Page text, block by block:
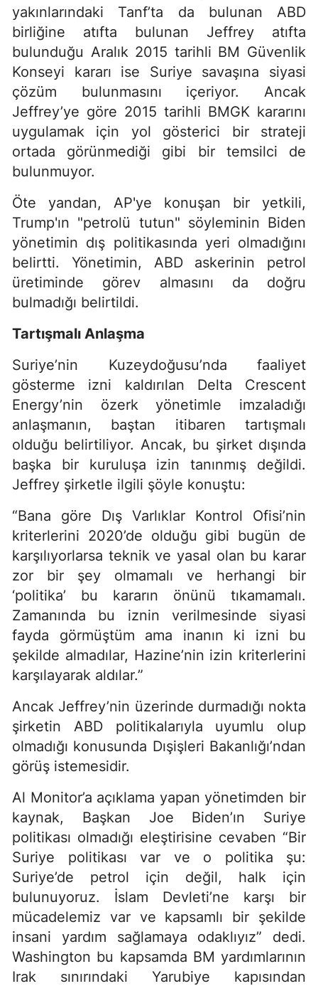
yakınlarındaki Tanf’ta da bulunan ABD
birliğine atıfta bulunan Jeffrey atıfta
bulunduğu Aralık 2015 tarihli BM Güvenlik
Konseyi kararı ise Suriye savaşına siyasi
çözüm bulunmasını içeriyor. Ancak
Jeffrey’ye göre 2015 tarihli BMGK kararını
uygulamak için yol gösterici bir strateji
ortada görünmediği gibi bir temsilci de
bulunmuyor.
Öte yandan, AP'ye konuşan bir yetkili,
Trump'ın "petrolü tutun" söyleminin Biden
yönetimin dış politikasında yeri olmadığını
belirtti. Yönetimin, ABD askerinin petrol
üretiminde görev almasını da doğru
bulmadığı belirtildi.
Tartışmalı Anlaşma
Suriye’nin Kuzeydoğusu’nda faaliyet
gösterme izni kaldırılan Delta Crescent
Energy’nin özerk yönetimle imzaladığı
anlaşmanın, baştan itibaren tartışmalı
olduğu belirtiliyor. Ancak, bu şirket dışında
başka bir kuruluşa izin tanınmış değildi.
Jeffrey şirketle ilgili şöyle konuştu:
“Bana göre Dış Varlıklar Kontrol Ofisi’nin
kriterlerini 2020’de olduğu gibi bugün de
karşılıyorlarsa teknik ve yasal olan bu karar
zor bir şey olmamalı ve herhangi bir
‘politika’ bu kararın önünü tıkamamalı.
Zamanında bu iznin verilmesinde siyasi
fayda görmüştüm ama inanın ki izni bu
şekilde almadılar, Hazine’nin izin kriterlerini
karşılayarak aldılar.”
Ancak Jeffrey’nin üzerinde durmadığı nokta
şirketin ABD politikalarıyla uyumlu olup
olmadığı konusunda Dışişleri Bakanlığı’ndan
görüş istemesidir.
Al Monitor’a açıklama yapan yönetimden bir
kaynak, Başkan Joe Biden’ın Suriye
politikası olmadığı eleştirisine cevaben “Bir
Suriye politikası var ve o politika şu:
Suriye’de petrol için değil, halk için
bulunuyoruz. İslam Devleti’ne karşı bir
mücadelemiz var ve kapsamlı bir şekilde
insani yardım sağlamaya odaklıyız” dedi.
Washington bu kapsamda BM yardımlarının
Irak sınırındaki Yarubiye kapısından